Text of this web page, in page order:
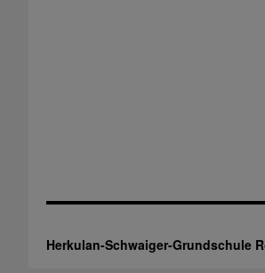
Herkulan-Schwaiger-Grundschule